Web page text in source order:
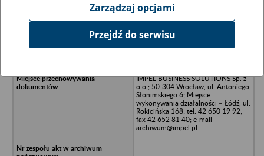
Ukryj wszystkie pozycje bazy
FORMEX - Sp. z o.o. - w likwidacji -
IMPEL BUSINESS SOLUTIONS Sp. z
o.o.; 50-304 Wrocław, ul. Antoniego
Słonimskiego 6; Miejsce
wykonywania działalności – Łódź, ul.
Rokicińska 168; tel. 42 650 19 92;
fax 42 652 81 40; e-mail
archiwum@impel.pl
Zarządzaj opcjami
Przejdź do serwisu